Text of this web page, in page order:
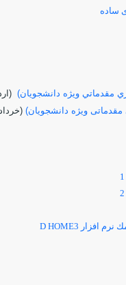
ساده
مقدماتي ويژه دانشجويان)
ویژه دانشجویان) (خرداد
افزار 3
D HOME